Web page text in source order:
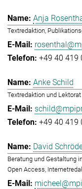
Anja
Textredaktion,
+49 40 419
Anke Schild
Textredaktion und
+49 40 419
David
Beratung und Gestaltung
Open Access,